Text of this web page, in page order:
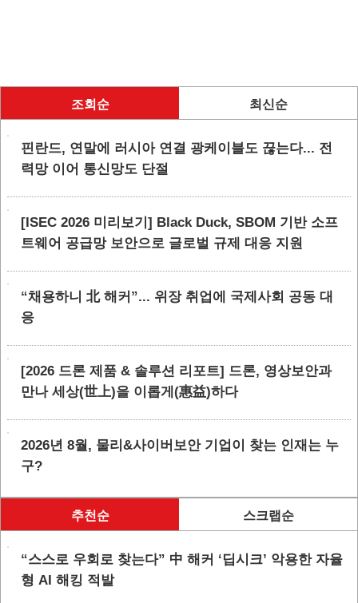
조회순 최신순
핀란드, 연말에 러시아 연결 광케이블도 끊는다... 전
력망 이어 통신망도 단절
[ISEC 2026 미리보기] Black Duck, SBOM 기반 소프
트웨어 공급망 보안으로 글로벌 규제 대응 지원
“채용하니 北 해커”... 위장 취업에 국제사회 공동 대
응
[2026 드론 제품 & 솔루션 리포트] 드론, 영상보안과
만나 세상(世上)을 이롭게(惠益)하다
2026년 8월, 물리&사이버보안 기업이 찾는 인재는 누
구?
추천순 스크랩순
“스스로 우회로 찾는다” 中 해커 ‘딥시크’ 악용한 자율
형 AI 해킹 적발